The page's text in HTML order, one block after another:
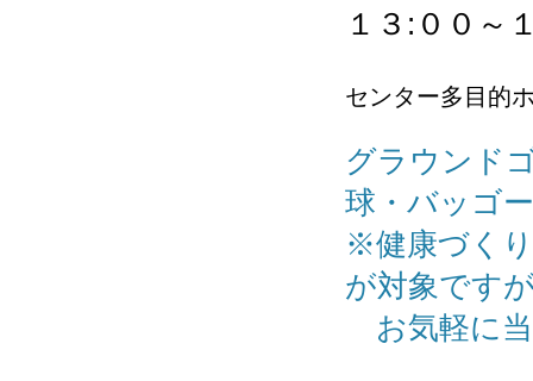
１３:００～
センター多目的
グラウンド
球・バッゴ
※健康づく
が対象です
お気軽に